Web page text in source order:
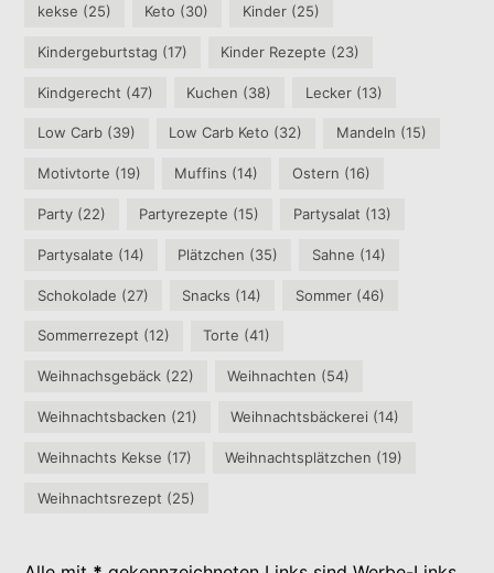
kekse (25) Keto (30) Kinder(25)
Kindergeburtstag (17) Kinder Rezepte (23)
Kindgerecht (47) Kuchen (38) Lecker(13)
Low Carb (39) Low Carb Keto (32) Mandeln (15)
Motivtorte (19) Muffins (14) Ostern (16)
Party (22) Partyrezepte (15) Partysalat (13)
Partysalate (14) Plätzchen (35) Sahne (14)
Schokolade (27) Snacks (14) Sommer(46)
Sommerrezept (12) Torte (41)
Weihnachsgebäck (22) Weihnachten (54)
Weihnachtsbacken (21) Weihnachtsbäckerei (14)
Weihnachts Kekse (17) Weihnachtsplätzchen (19)
Weihnachtsrezept (25)